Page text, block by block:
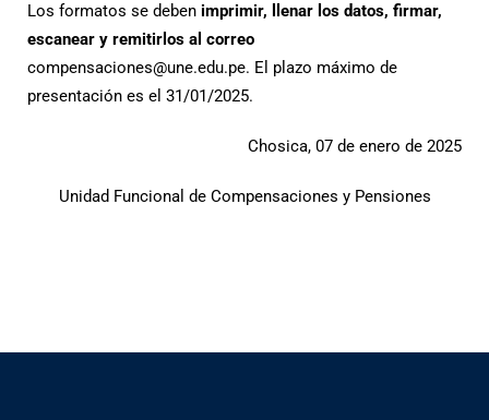
Los formatos se deben imprimir, llenar los datos, firmar,
escanear y remitirlos al correo
compensaciones@une.edu.pe. El plazo máximo de
presentación es el 31/01/2025.
Chosica, 07 de enero de 2025
Unidad Funcional de Compensaciones y Pensiones